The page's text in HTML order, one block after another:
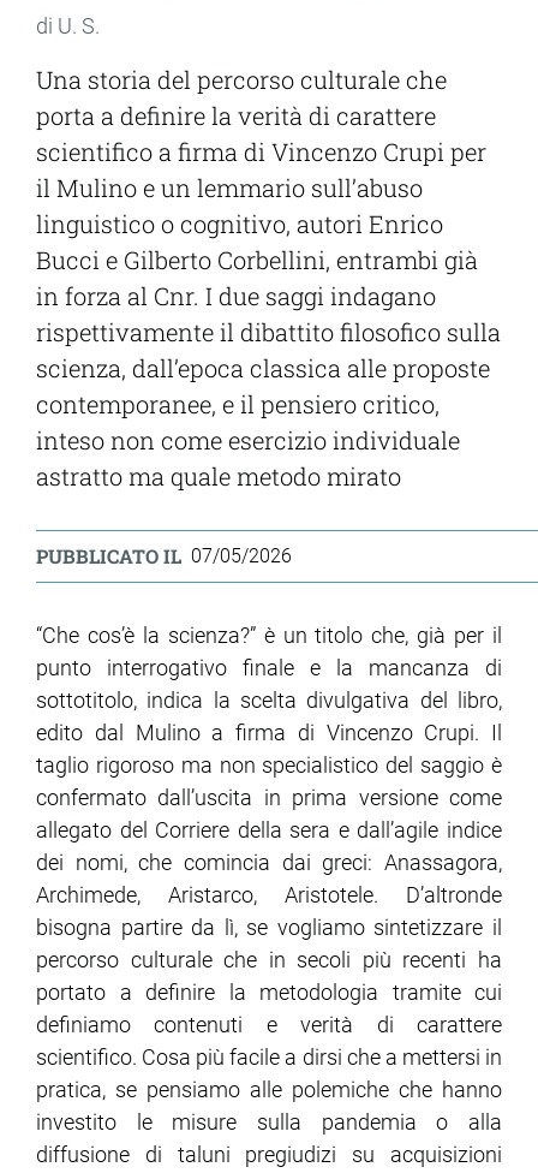
di U. S.
Una storia del percorso culturale che
porta a definire la verità di carattere
scientifico a firma di Vincenzo Crupi per
il Mulino e un lemmario sull’abuso
linguistico o cognitivo, autori Enrico
Bucci e Gilberto Corbellini, entrambi già
in forza al Cnr. I due saggi indagano
rispettivamente il dibattito filosofico sulla
scienza, dall’epoca classica alle proposte
contemporanee, e il pensiero critico,
inteso non come esercizio individuale
astratto ma quale metodo mirato
PUBBLICATO IL 07/05/2026
“Che cos’è la scienza?” è un titolo che, già per il
punto interrogativo finale e la mancanza di
sottotitolo, indica la scelta divulgativa del libro,
edito dal Mulino a firma di Vincenzo Crupi. Il
taglio rigoroso ma non specialistico del saggio è
confermato dall’uscita in prima versione come
allegato del Corriere della sera e dall’agile indice
dei nomi, che comincia dai greci: Anassagora,
Archimede, Aristarco, Aristotele. D’altronde
bisogna partire da lì, se vogliamo sintetizzare il
percorso culturale che in secoli più recenti ha
portato a definire la metodologia tramite cui
definiamo contenuti e verità di carattere
scientifico. Cosa più facile a dirsi che a mettersi in
pratica, se pensiamo alle polemiche che hanno
investito le misure sulla pandemia o alla
diffusione di taluni pregiudizi su acquisizioni